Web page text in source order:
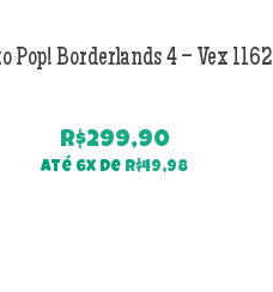
Pop! Borderlands 4 – Vex 1162
R$299,90
Até 6x de R$49,98